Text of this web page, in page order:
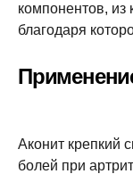
компонентов, из
благодаря
Аконит крепкий
болей при